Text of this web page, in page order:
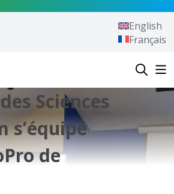
English
Français
Sciences
s’équipe
de